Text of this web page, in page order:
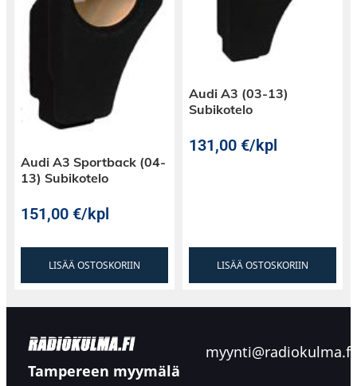
Audi A3 Sportback (04-
13) Subikotelo
151,00€/kpl
LISÄÄ OSTOSKORIIN
Audi A3 (03-13)
Subikotelo
131,00€/kpl
LISÄÄ OSTOSKORIIN
Tampereen myymälä
myynti@radiokulma.fi